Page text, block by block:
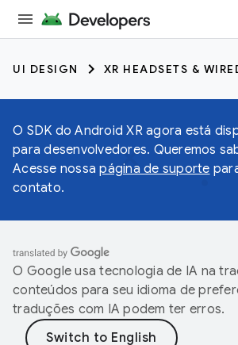
UI DESIGN XR HEADSETS &
O SDK do Android XR agora está
para desenvolvedores. Queremos
Acesse nossapágina de suporte
contato.
O Google usa tecnologia de IA na
conteúdos para seu idioma de
traduções com IA podem ter erros.